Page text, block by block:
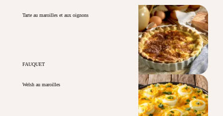
Tarte au maroilles et aux oignons
FAUQUET
Welsh au maroilles